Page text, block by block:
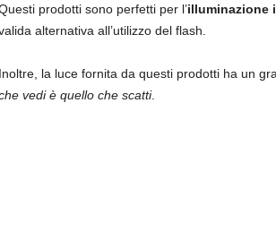
prodotti sono perfetti per l’illuminazione
alternativa all’utilizzo del flash.
Inoltre, la luce fornita da questi prodotti ha un
vedi è quello che scatti.